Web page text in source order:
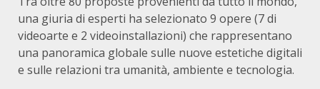
una giuria di esperti ha selezionato 9 opere (7 di
videoarte e 2 videoinstallazioni) che rappresentano
una panoramica globale sulle nuove estetiche digitali
e sulle relazioni tra umanità, ambiente e tecnologia.